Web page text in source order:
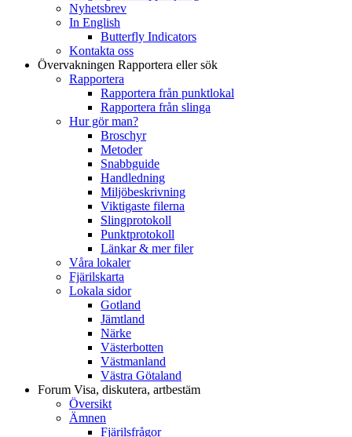
Nyhetsbrev
In English
Butterfly Indicators
Kontakta oss
Övervakningen Rapportera eller sök
Rapportera
Rapportera från punktlokal
Rapportera från slinga
Hur gör man?
Broschyr
Metoder
Snabbguide
Handledning
Miljöbeskrivning
Viktigaste filerna
Slingprotokoll
Punktprotokoll
Länkar & mer filer
Våra lokaler
Fjärilskarta
Lokala sidor
Gotland
Jämtland
Närke
Västerbotten
Västmanland
Västra Götaland
Forum Visa, diskutera, artbestäm
Översikt
Ämnen
Fjärilsfrågor